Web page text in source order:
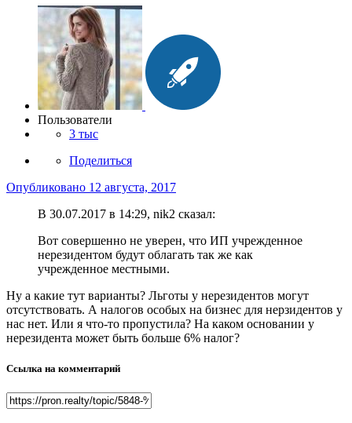
Пользователи
3 тыс
Поделиться
Опубликовано 12 августа, 2017
В 30.07.2017 в 14:29, nik2 сказал:
Вот совершенно не уверен, что ИП учрежденное
нерезидентом будут облагать так же как
учрежденное местными.
Ну а какие тут варианты? Льготы у нерезидентов могут
отсутствовать. А налогов особых на бизнес для нерзидентов у
нас нет. Или я что-то пропустила? На каком основании у
нерезидента может быть больше 6% налог?
Ссылка на комментарий